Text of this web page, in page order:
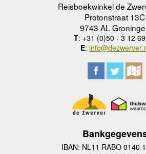
Reisboekwinkel de
Protonstraat 13C
9743 AL
T: +31 (0)50 - 3 12
E:
IBAN: NL11 RABO 0140